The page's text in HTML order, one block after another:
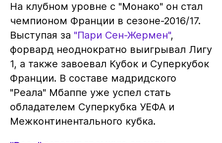
На клубном уровне с "Монако" он стал
чемпионом Франции в сезоне-2016/17.
Выступая за "Пари Сен-Жермен",
форвард неоднократно выигрывал Лигу
1, а также завоевал Кубок и Суперкубок
Франции. В составе мадридского
"Реала" Мбаппе уже успел стать
обладателем Суперкубка УЕФА и
Межконтинентального кубка.